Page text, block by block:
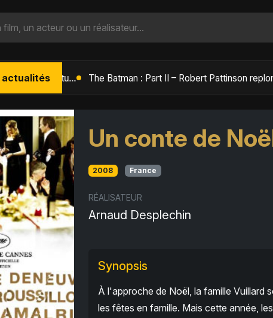
actualités L'Âge de Glace : Le Réveil du Volcan – Manny, Sid et Diego de retour pour une aventure explosive
Un conte de
2008 France
RÉALISATEUR
Arnaud Desplechin
Synopsis
À l'approche de Noël, la famille Vuillard
les fêtes en famille. Mais cette année,